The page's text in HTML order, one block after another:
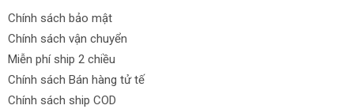
Chính sách bảo mật
Chính sách vận chuyển
Miễn phí ship 2 chiều
Chính sách Bán hàng tử tế
Chính sách ship COD